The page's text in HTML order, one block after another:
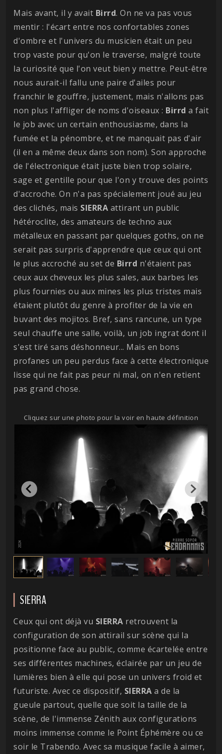
Mais avant, il y avait Birrd. On ne va pas vous
mentir : l'écart entre nos confortables zones
d'ombre et l'univers du musicien était un peu
trop vaste pour qu'on le traverse, malgré toute
la curiosité que l'on veut bien y mettre. Peut-être
nous aurait-il fallu une paire d'ailes pour
franchir le gouffre, justement, mais n'allons pas
non plus l'affliger de noms d'oiseaux : Birrd a fait
le job avec un certain enthousiasme, dans la
fumée et la pénombre, et ne manquait pas d'air
(il en a même deux dans son nom). Son approche
de l'électronique était juste bien trop solaire,
sage et gentille pour que l'on y trouve des points
d'accroche. On n'a pas spécialement joué au jeu
des clichés, mais SIERRA attirant un public
hétéroclite, des amateurs de techno aux
métalleux en passant par quelques goths, on ne
serait pas surpris d'apprendre que ceux qui ont
le plus accroché au set de Birrd n'étaient pas
ceux aux cheveux les plus sales, aux barbes les
plus fournies ou aux mines les plus tristes mais
étaient plutôt du genre à profiter de la vie en
buvant des mojitos. Bref, sans rancune, un type
seul chauffe une salle, voilà, un job ingrat dont il
s'est tiré sans déshonneur... Mais en bons
profanes un peu perdus face à cette électronique
lisse qui ne fait pas peur ni mal, on n'en retient
pas grand chose.
Cliquez sur une photo pour la voir en haute définition
SIERRA
Ceux qui ont déjà vu SIERRA retrouvent la
configuration de son attirail sur scène qui la
positionne face au public, comme écartelée entre
ses différentes machines, éclairée par un jeu de
lumières bien à elle qui pose un univers froid et
futuriste. Avec ce dispositif, SIERRA a de la
gueule partout, quelle que soit la taille de la
scène, de l'immense Zénith aux configurations
moins immense comme le Point Éphémère ou ce
soir le Trabendo. Avec sa musique facile à aimer,